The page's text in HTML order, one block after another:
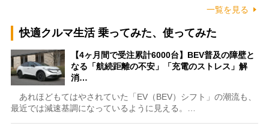
一覧を見る
快適クルマ生活 乗ってみた、使ってみた
【4ヶ月間で受注累計6000台】BEV普及の障壁と
なる「航続距離の不安」「充電のストレス」解
消…
あれほどもてはやされていた「EV（BEV）シフト」の潮流も、
最近では減速基調になっているように見える。…